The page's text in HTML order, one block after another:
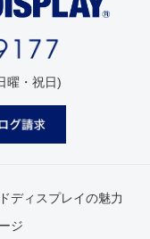
曜・祝日)
ディスプレイの魅力
ジ